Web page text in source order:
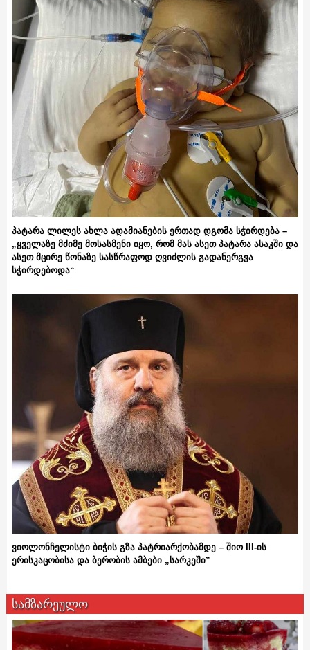
პატარა ლილეს ახლა ადამიანების ერთად დგომა სჭირდება –
„ყველაზე მძიმე მოსასმენი იყო, რომ მას ასეთ პატარა ასაკში და
ასეთ მცირე წონაზე სასწრაფოდ ღვიძლის გადანერგვა
სჭირდებოდა“
ვიოლონჩელისტი ბიჭის გზა პატრიარქობამდე – შიო III-ის
ერისკაცობისა და ბერობის ამბები „სარკეში”
სამზარეულო